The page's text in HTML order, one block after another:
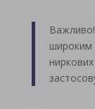
Важливо!
широким